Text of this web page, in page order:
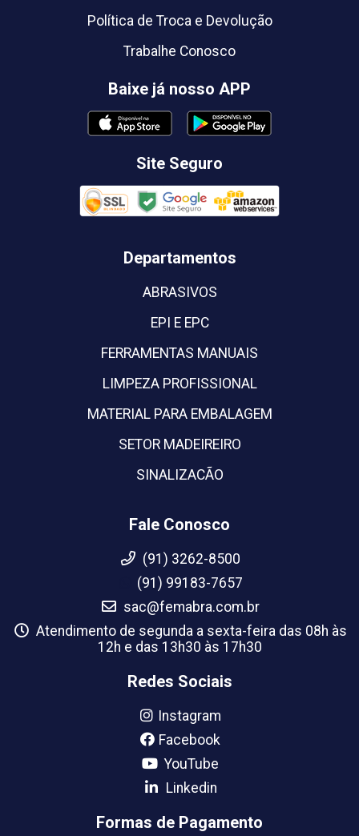
Política de Troca e Devolução
Trabalhe Conosco
Baixe já nosso APP
Site Seguro
Departamentos
ABRASIVOS
EPI E EPC
FERRAMENTAS MANUAIS
LIMPEZA PROFISSIONAL
MATERIAL PARA EMBALAGEM
SETOR MADEIREIRO
SINALIZACÃO
Fale Conosco
(91) 3262-8500
(91) 99183-7657
sac@femabra.com.br
Atendimento de segunda a sexta-feira das 08h às
12h e das 13h30 às 17h30
Redes Sociais
Instagram
Facebook
YouTube
Linkedin
Formas de Pagamento